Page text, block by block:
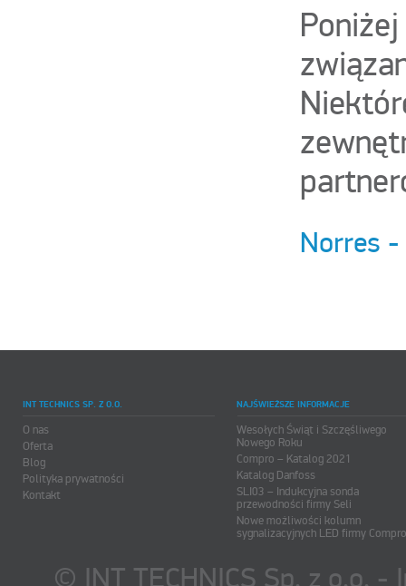
Norres
INT TECHNICS SP. Z O.O.
O nas
Oferta
Blog
Polityka prywatności
Kontakt
NAJŚWIEŻSZE INFORMACJE
Wesołych Świąt i Szczęśliwego
Nowego Roku
Compro – Katalog 2021
Katalog Danfoss
SLI03 – Indukcyjna sonda
przewodności firmy Seli
Nowe możliwości kolumn
sygnalizacyjnych LED firmy
© INT TECHNICS Sp. z o.o.